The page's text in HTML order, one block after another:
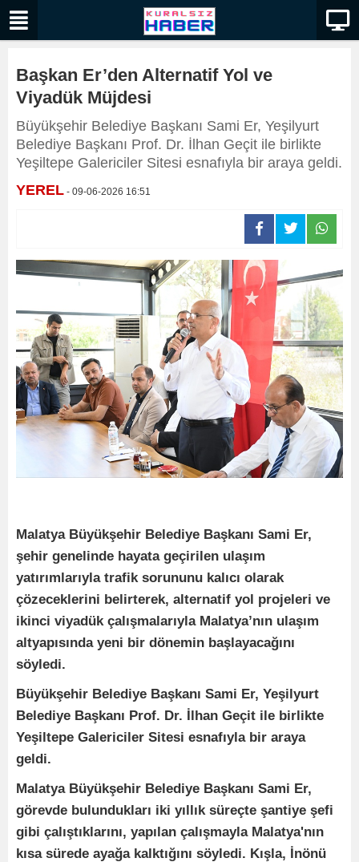
Başkan Er’den Alternatif Yol ve
Viyadük Müjdesi
Büyükşehir Belediye Başkanı Sami Er, Yeşilyurt
Belediye Başkanı Prof. Dr. İlhan Geçit ile birlikte
Yeşiltepe Galericiler Sitesi esnafıyla bir araya geldi.
YEREL - 09-06-2026 16:51
Malatya Büyükşehir Belediye Başkanı Sami Er,
şehir genelinde hayata geçirilen ulaşım
yatırımlarıyla trafik sorununu kalıcı olarak
çözeceklerini belirterek, alternatif yol projeleri ve
ikinci viyadük çalışmalarıyla Malatya’nın ulaşım
altyapısında yeni bir dönemin başlayacağını
söyledi.
Büyükşehir Belediye Başkanı Sami Er, Yeşilyurt
Belediye Başkanı Prof. Dr. İlhan Geçit ile birlikte
Yeşiltepe Galericiler Sitesi esnafıyla bir araya
geldi.
Malatya Büyükşehir Belediye Başkanı Sami Er,
görevde bulundukları iki yıllık süreçte şantiye şefi
gibi çalıştıklarını, yapılan çalışmayla Malatya'nın
kısa sürede ayağa kalktığını söyledi. Kışla, İnönü